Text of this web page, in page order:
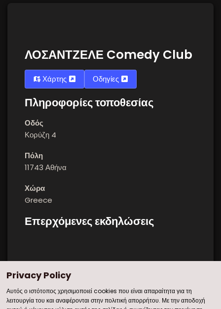
ΛΟΣΑΝΤΖΕΛΕ Comedy Club
Χάρτης Οδηγίες
Πληροφορίες τοποθεσίας
Οδός
Κορύζη 4
Πόλη
11743 Αθήνα
Χώρα
Greece
Επερχόμενες εκδηλώσεις
Όροι Χρήσης|Πολιτική Απορρήτου|Sitemap
Privacy Policy
Αυτός ο ιστότοπος χρησιμοποιεί cookies που είναι απαραίτητα για τη
λειτουργία του και αναφέρονται στην πολιτική απορρήτου. Με την αποδοχή